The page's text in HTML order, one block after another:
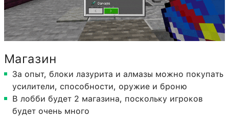
Магазин
За опыт, блоки лазурита и алмазы можно покупать
усилители, способности, оружие и броню
В лобби будет 2 магазина, поскольку игроков
будет очень много